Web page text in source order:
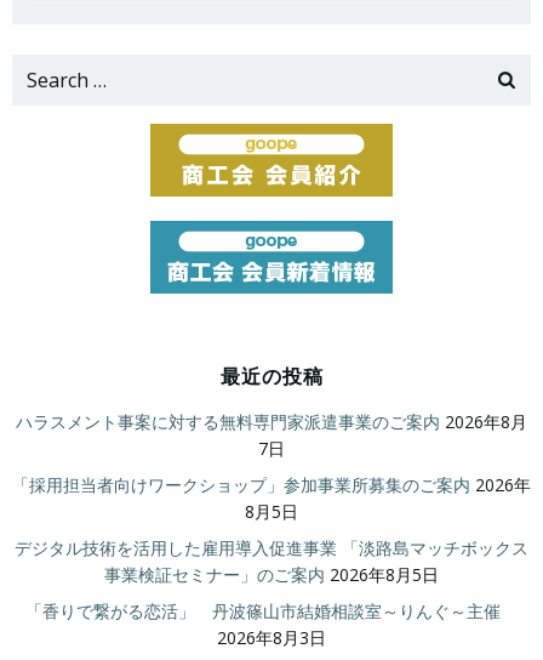
Search
最近の投稿
ハラスメント事案に対する無料専門家派遣事業のご案内 2026年8月
7日
「採用担当者向けワークショップ」参加事業所募集のご案内 2026年
8月5日
デジタル技術を活用した雇用導入促進事業 「淡路島マッチボックス
事業検証セミナー」のご案内 2026年8月5日
「香りで繋がる恋活」 丹波篠山市結婚相談室～りんぐ～主催
2026年8月3日